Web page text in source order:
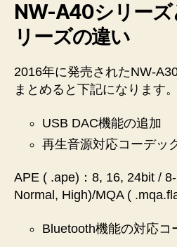
NW-A40シリー
リーズの違い
2016年に発売されたNW-
まとめると下記になります。
USB DAC機能の追加
再生音源対応コーデッ
APE ( .ape)：8, 16, 24bit /
Normal, High)/MQA (
Bluetooth機能の対応コ